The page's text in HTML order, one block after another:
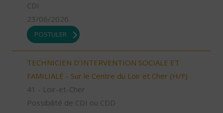
CDI
23/06/2026
POSTULER
TECHNICIEN D’INTERVENTION SOCIALE ET
FAMILIALE - Sur le Centre du Loir et Cher (H/F)
41 - Loir-et-Cher
Possibilité de CDI ou CDD